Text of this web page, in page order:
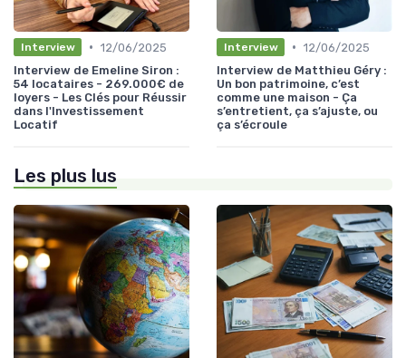
Interview • 12/06/2025
Interview de Emeline Siron :
54 locataires - 269.000€ de
loyers - Les Clés pour Réussir
dans l'Investissement
Locatif
Interview • 12/06/2025
Interview de Matthieu Géry :
Un bon patrimoine, c’est
comme une maison - Ça
s’entretient, ça s’ajuste, ou
ça s’écroule
Les plus lus